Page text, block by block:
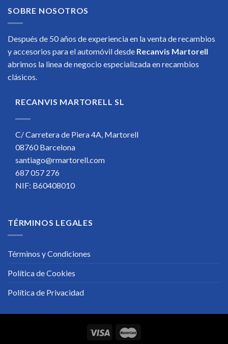
SOBRE NOSOTROS
Después de 50 años de experiencia en la venta de recambios
y accesorios para el automóvil desde Recanvis Martorell
abrimos la linea de negocio especializada en recambios
clásicos.
RECANVIS MARTORELL SL
C/ Carretera de Piera 4A, Martorell
08760 Barcelona
santiago@rmartorell.com
687 057 276
NIF: B60408010
TÉRMINOS LEGALES
Términos y Condiciones
Política de Cookies
Política de Privacidad